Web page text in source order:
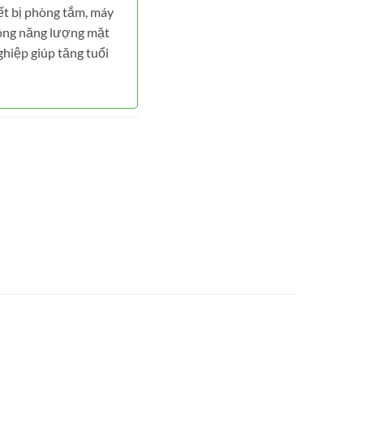
bị phòng tắm, máy
năng lượng mặt
giúp tăng tuổi